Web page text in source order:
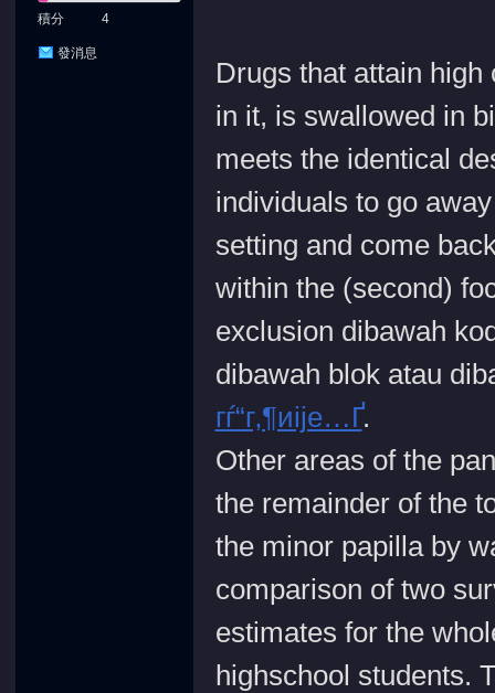
積分 4
發消息
Drugs that attain
in it, is swallowed in
meets the identical
individuals to go
setting and come
within the (second)
exclusion dibawah
dibawah blok atau
гѓ“г‚¶иіје…Ґ.
Other areas of the
the remainder of the
the minor papilla by
comparison of two
estimates for the
highschool students.